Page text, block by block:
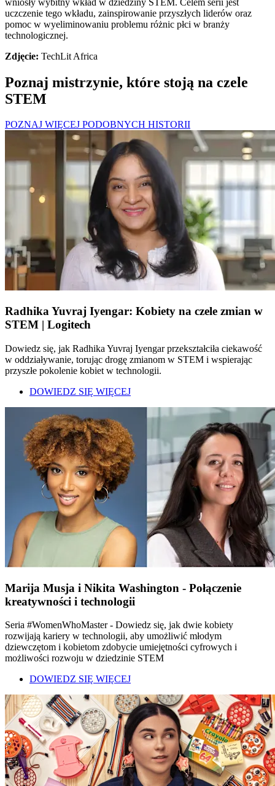
uczczenie tego wkładu, zainspirowanie przyszłych liderów oraz
pomoc w wyeliminowaniu problemu różnic płci w branży
technologicznej.
Zdjęcie: TechLit Africa
Poznaj mistrzynie, które stoją na czele
STEM
POZNAJ WIĘCEJ PODOBNYCH HISTORII
Radhika Yuvraj Iyengar: Kobiety na czele zmian w
STEM | Logitech
Dowiedz się, jak Radhika Yuvraj Iyengar przekształciła ciekawość
w oddziaływanie, torując drogę zmianom w STEM i wspierając
przyszłe pokolenie kobiet w technologii.
DOWIEDZ SIĘ WIĘCEJ
Marija Musja i Nikita Washington - Połączenie
kreatywności i technologii
Seria #WomenWhoMaster - Dowiedz się, jak dwie kobiety
rozwijają kariery w technologii, aby umożliwić młodym
dziewczętom i kobietom zdobycie umiejętności cyfrowych i
możliwości rozwoju w dziedzinie STEM
DOWIEDZ SIĘ WIĘCEJ